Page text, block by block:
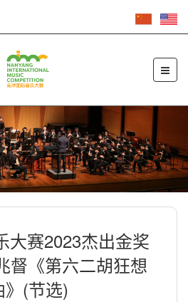
大赛2023杰出金奖
督《第六二胡狂想
》(节选)